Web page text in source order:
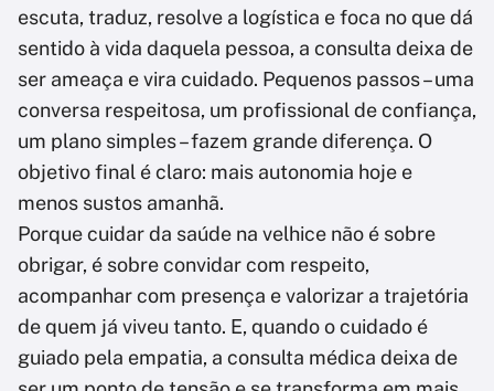
escuta, traduz, resolve a logística e foca no que dá
sentido à vida daquela pessoa, a consulta deixa de
ser ameaça e vira cuidado. Pequenos passos – uma
conversa respeitosa, um profissional de confiança,
um plano simples – fazem grande diferença. O
objetivo final é claro: mais autonomia hoje e
menos sustos amanhã.
Porque cuidar da saúde na velhice não é sobre
obrigar, é sobre convidar com respeito,
acompanhar com presença e valorizar a trajetória
de quem já viveu tanto. E, quando o cuidado é
guiado pela empatia, a consulta médica deixa de